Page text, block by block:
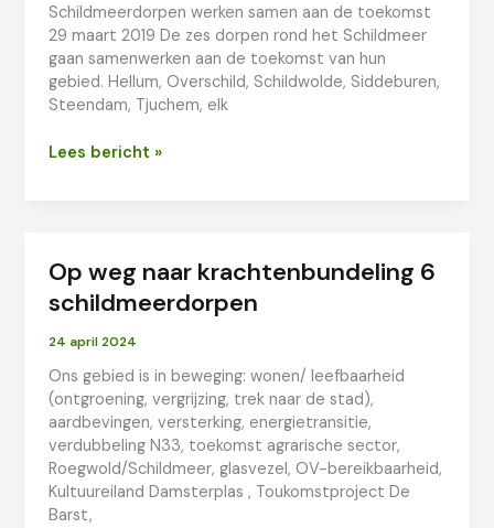
Schildmeerdorpen werken samen aan de toekomst
29 maart 2019 De zes dorpen rond het Schildmeer
gaan samenwerken aan de toekomst van hun
gebied. Hellum, Overschild, Schildwolde, Siddeburen,
Steendam, Tjuchem, elk
Schildmeerdorpen
toekomst
Lees bericht »
Op weg naar krachtenbundeling 6
schildmeerdorpen
24 april 2024
Ons gebied is in beweging: wonen/ leefbaarheid
(ontgroening, vergrijzing, trek naar de stad),
aardbevingen, versterking, energietransitie,
verdubbeling N33, toekomst agrarische sector,
Roegwold/Schildmeer, glasvezel, OV-bereikbaarheid,
Kultuureiland Damsterplas , Toukomstproject De
Barst,